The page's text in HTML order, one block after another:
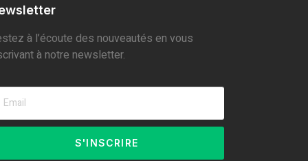
à l’écoute des nouveautés en vous
à notre newsletter.
S'INSCRIRE